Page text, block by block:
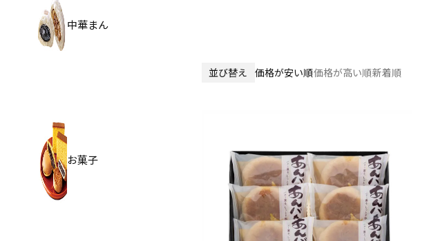
中華まん
お菓子
並び替え 価格が安い順価格が高い順新着順